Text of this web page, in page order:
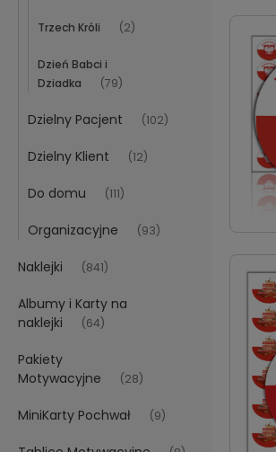
Trzech Króli (2)
Dzień Babci i
Dziadka
(79)
Dzielny Pacjent (102)
Dzielny Klient (12)
Do domu (111)
Organizacyjne (93)
Naklejki (841)
Albumy i Karty na
naklejki
(64)
Pakiety
Motywacyjne
(28)
MiniKarty Pochwał (9)